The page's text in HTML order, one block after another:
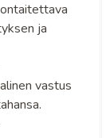
ja
vastus